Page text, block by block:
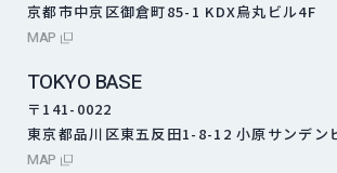
京都市中京区御倉町85-1 KDX烏丸ビル4F
MAP外部サイトにリンクします
TOKYO BASE
〒141-0022
東京都品川区東五反田1-8-12 小原サンデン
MAP外部サイトにリンクします